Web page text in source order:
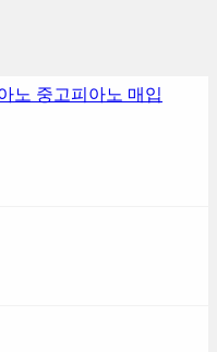
노 중고피아노 매입